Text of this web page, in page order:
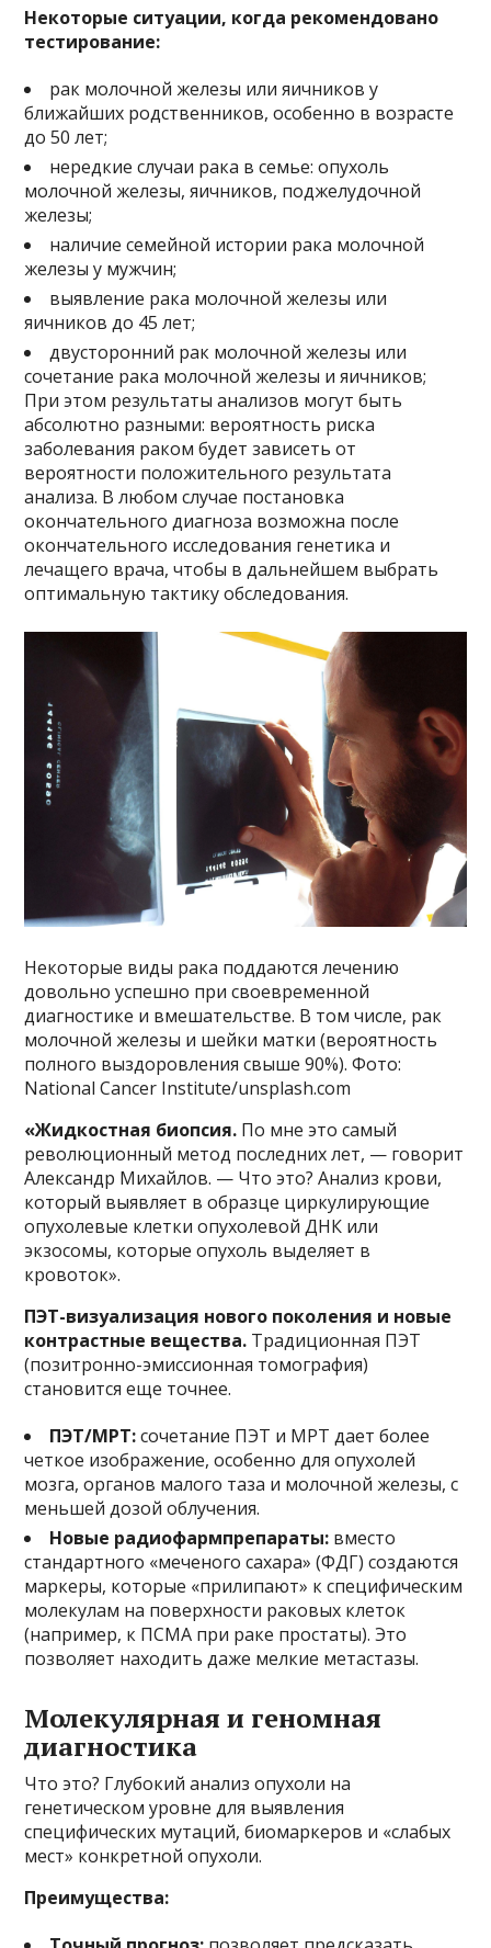
Некоторые ситуации, когда рекомендовано
тестирование:
рак молочной железы или яичников у
ближайших родственников, особенно в возрасте
до 50 лет;
нередкие случаи рака в семье: опухоль
молочной железы, яичников, поджелудочной
железы;
наличие семейной истории рака молочной
железы у мужчин;
выявление рака молочной железы или
яичников до 45 лет;
двусторонний рак молочной железы или
сочетание рака молочной железы и яичников;
При этом результаты анализов могут быть
абсолютно разными: вероятность риска
заболевания раком будет зависеть от
вероятности положительного результата
анализа. В любом случае постановка
окончательного диагноза возможна после
окончательного исследования генетика и
лечащего врача, чтобы в дальнейшем выбрать
оптимальную тактику обследования.
Некоторые виды рака поддаются лечению
довольно успешно при своевременной
диагностике и вмешательстве. В том числе, рак
молочной железы и шейки матки (вероятность
полного выздоровления свыше 90%). Фото:
National Cancer Institute/unsplash.com
«Жидкостная биопсия. По мне это самый
революционный метод последних лет, — говорит
Александр Михайлов. — Что это? Анализ крови,
который выявляет в образце циркулирующие
опухолевые клетки опухолевой ДНК или
экзосомы, которые опухоль выделяет в
кровоток».
ПЭТ-визуализация нового поколения и новые
контрастные вещества. Традиционная ПЭТ
(позитронно-эмиссионная томография)
становится еще точнее.
ПЭТ/МРТ:сочетание ПЭТ и МРТ дает более
четкое изображение, особенно для опухолей
мозга, органов малого таза и молочной железы, с
меньшей дозой облучения.
Новые радиофармпрепараты: вместо
стандартного «меченого сахара» (ФДГ) создаются
маркеры, которые «прилипают» к специфическим
молекулам на поверхности раковых клеток
(например, к ПСМА при раке простаты). Это
позволяет находить даже мелкие метастазы.
Молекулярная и геномная
диагностика
Что это? Глубокий анализ опухоли на
генетическом уровне для выявления
специфических мутаций, биомаркеров и «слабых
мест» конкретной опухоли.
Преимущества: